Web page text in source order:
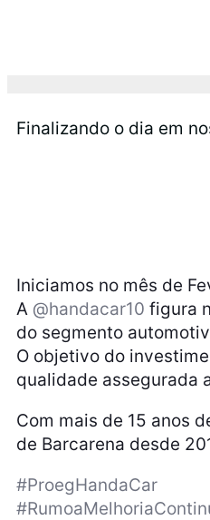
Finalizando o dia em
Iniciamos no mês de
A @handacar10 figura
do segmento
O objetivo do
qualidade assegurada
Com mais de 15 anos
de Barcarena desde
#ProegHandaCar